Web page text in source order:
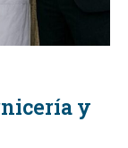
y